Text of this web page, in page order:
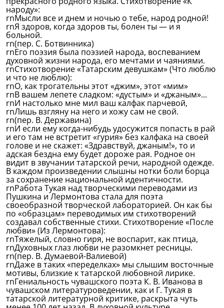
народу»:
rnМысли все и днем и ночью о тебе, народ родной!
rnЯ здоров, когда здоров ты, болен ты — и я
больной.
rn(пер. С. Ботвинника)
rnЕго поэзия была поэзией народа, воспеванием
духовной жизни народа, его мечтами и чаяниями.
rnСтихотворение «Татарским девушкам» (Что люблю
и что не люблю):
rnО, как трогательны этот «джим», этот «мим»
rnВ вашем лепете сладком: «дустым» и «джаным»...
rnИ настолько мне мил ваш калфак парчевой,
rnЛишь взгляну на него и хожу сам не свой.
rn(пер. В. Державина)
rnИ если ему когда-нибудь удосужится попасть в рай
и его там не встретит «гурия» без калфака на своей
голове и не скажет: «Здравствуй, джаным!», то и
адская бездна ему будет дороже рая. Родное он
видит в звучании татарской речи, народной одежде.
В каждом произведении слышны нотки боли борца
за сохранение национальной идентичности.
rnРабота Тукая над творческими переводами из
Пушкина и Лермонтова стала для поэта
своеобразной творческой лабораторией. Он как бы
по «образцам» переводимых им стихотворений
создавал собственные стихи. Стихотворение «После
любви» (Из Лермонтова):
rnТяжелый, словно гиря, не воспарит, как птица,
rnДуховных глаз любви не разомкнет ресницы.
rn(пер. В. Думаевой-Валиевой)
rnДаже в таких «переделках» мы слышим восточные
мотивы, близкие к татарской любовной лирике.
rnГениальность чувашского поэта К. В. Иванова в
чувашском литературоведении, как и Г. Тукая в
татарской литературной критике, раскрыта чуть